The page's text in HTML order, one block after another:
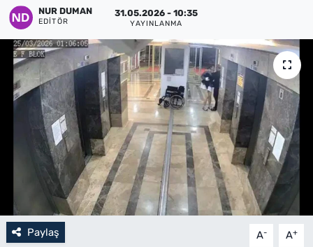
NUR DUMAN
EDITÖR
31.05.2026 - 10:35
YAYINLANMA
Paylaş A- A+